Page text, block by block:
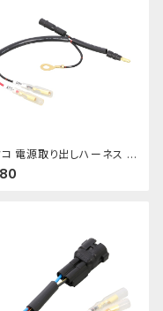
コ 電源取り出しハーネス ス
ーカブC125 etc【756-131
】